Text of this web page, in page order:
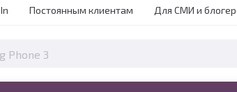
Постоянным клиентам Для СМИ и